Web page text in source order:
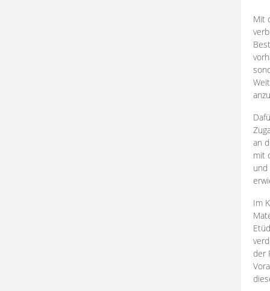
Mit
an
mit
und
Im
der